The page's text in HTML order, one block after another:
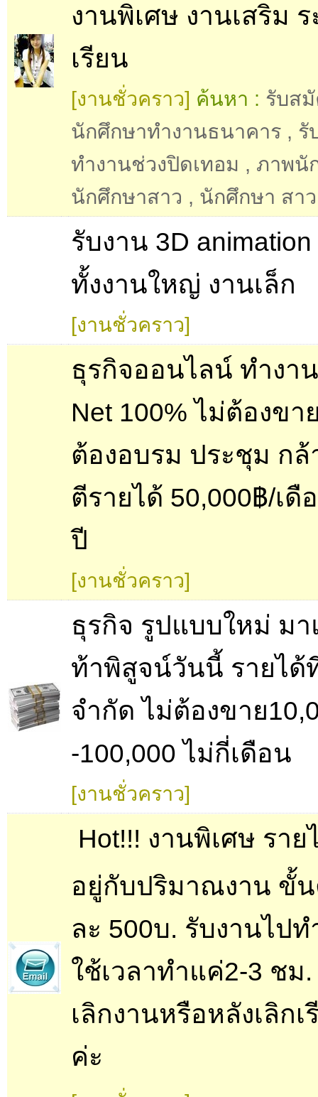
งานพิเศษ งานเสริม
เรียน
[งานชั่วคราว] ค้นหา : รับส
นักศึกษาทำงานธนาคาร , รั
ทํางานช่วงปิดเทอม , ภาพนั
นักศึกษาสาว , นักศึกษา สาว
รับงาน 3D
ทั้งงานใหญ่ งานเล็ก
[งานชั่วคราว]
ธุรกิจออนไลน์ ทำงา
Net 100% ไม่ต้องขา
ต้องอบรม ประชุม กล้
ตีรายได้ 50,000฿/เดื
ปี
[งานชั่วคราว]
ธุรกิจ รูปแบบใหม่ มา
ท้าพิสูจน์วันนี้ รายได้
จำกัด ไม่ต้องขาย
-100,000 ไม่กี่เดือน
[งานชั่วคราว]
 Hot!!! งานพิเศษ รา
อยู่กับปริมาณงาน ขั้
ละ 500บ. รับงานไป
ใช้เวลาทำแค่2-3 ชม
เลิกงานหรือหลังเลิกเ
ค่ะ 